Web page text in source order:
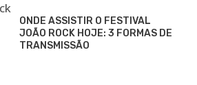
ONDE ASSISTIR O FESTIVAL
JOÃO ROCK HOJE: 3 FORMAS DE
TRANSMISSÃO